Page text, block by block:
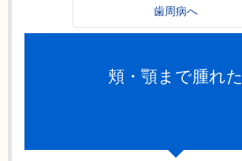
歯周病へ
頬・顎まで腫れた